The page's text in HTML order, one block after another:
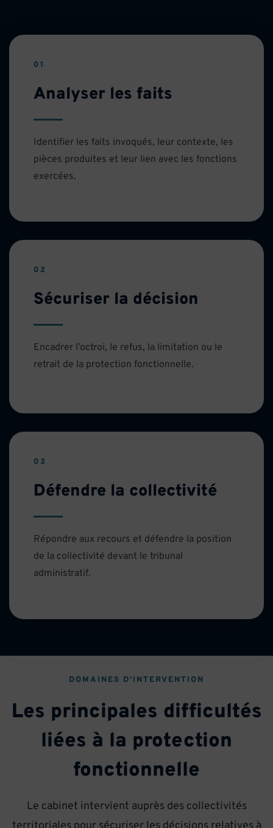
01
Analyser les faits
Identifier les faits invoqués, leur contexte, les
pièces produites et leur lien avec les fonctions
exercées.
02
Sécuriser la décision
Encadrer l’octroi, le refus, la limitation ou le
retrait de la protection fonctionnelle.
03
Défendre la collectivité
Répondre aux recours et défendre la position
de la collectivité devant le tribunal
administratif.
DOMAINES D’INTERVENTION
Les principales difficultés
liées à la protection
fonctionnelle
Le cabinet intervient auprès des collectivités